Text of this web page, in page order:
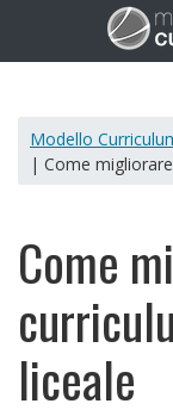
Modello
| Come
Come
liceale